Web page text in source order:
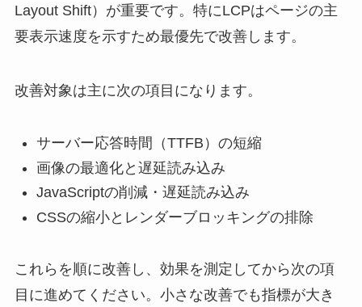
Layout Shift）が重要です。特にLCPはページの主
要表示速度を示すため最優先で改善します。
改善対象は主に次の項目になります。
サーバー応答時間（TTFB）の短縮
画像の最適化と遅延読み込み
JavaScriptの削減・遅延読み込み
CSSの縮小とレンダーブロッキングの排除
これらを順に改善し、効果を測定してから次の項
目に進めてください。小さな改善でも指標が大き